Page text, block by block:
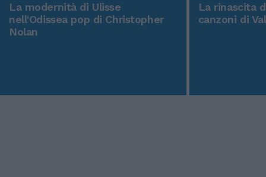
La modernità di Ulisse
nell'Odissea pop di Christopher
Nolan
La rinascita
canzoni di